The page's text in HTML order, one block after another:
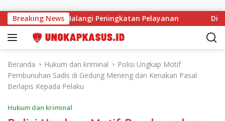
Breaking News
Tak Halangi Peningkatan Pelayanan Diduga
Beranda Hukum dan kriminal
Polisi Ungkap Motif
Pembunuhan Sadis di Gedung Meneng dan Kenakan Pasal
Berlapis Kepada Pelaku
Hukum dan kriminal